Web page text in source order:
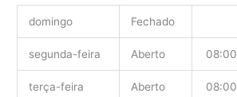
domingo Fechado
segunda-feira Aberto 08:00
terça-feira Aberto 08:00